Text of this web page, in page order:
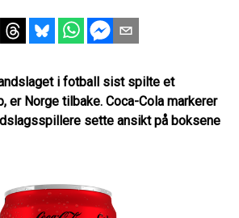
i fotball sist spilte et
er Norge tilbake. Coca-Cola markerer
sette ansikt på boksene